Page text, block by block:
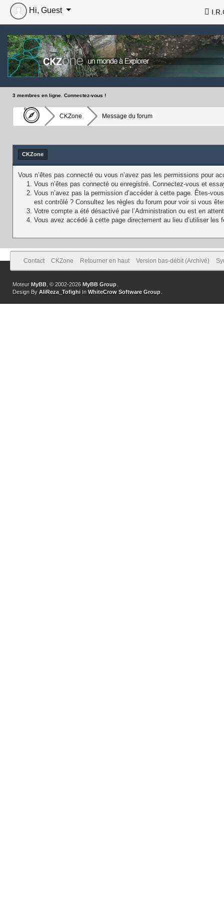
Hi, Guest
3 membres en ligne. Connectez-vous !
CKZone Message du forum
CKZone
Vous n’êtes pas connecté ou vous n’avez pas les permissions pour
Vous n’êtes pas connecté ou enregistré. Connectez-vous et
Vous n’avez pas la permission d’accéder à cette page. Êtes-
est contrôlé ? Consultez les règles du forum pour voir si vous
Votre compte a été désactivé par l’Administration ou est en
Vous avez accédé à cette page directement au lieu d’utiliser les
Contact CKZone Retourner en haut Version bas-débit (Archivé)
Moteur MyBB , © 2002-2026MyBB Group
Design By AliReza_Tofighi In WhiteCrow Software Group